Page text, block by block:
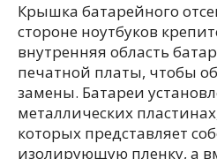
Крышка батарейного
стороне ноутбуков
внутренняя область
печатной платы, чтобы
замены. Батареи
металлических
которых представляет
изолирующую пленку, а